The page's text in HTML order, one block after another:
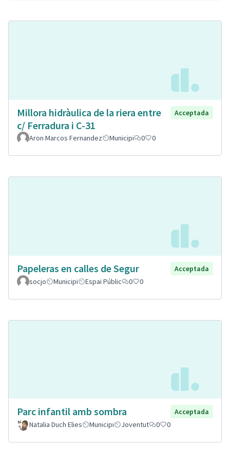
Millora hidràulica de la riera entre
c/ Ferradura i C-31
Acceptada
Aron Marcos Fernandez Municipi 0 0
Papeleras en calles de Segur
Acceptada
socjo
Municipi Espai Públic 0 0
Parc infantil amb sombra
Acceptada
Natalia Duch Elies
Municipi Joventut 0 0